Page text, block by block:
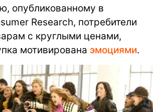
опубликованному в
Research, потребители
с круглыми ценами,
мотивирована эмоциями.